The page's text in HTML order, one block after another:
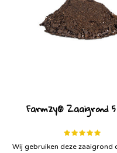
Farmzy® Zaaigrond
Wij gebruiken deze zaaigrond